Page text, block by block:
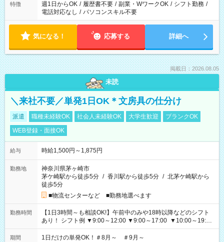
特徴 週1日からOK / 履歴書不要 / 副業・WワークOK / シフト勤務 /
電話対応なし / パソコンスキル不要
気になる！ 応募する 詳細へ
掲載日：2026.08.05
未読
＼来社不要／単発1日OK＊文房具の仕分け
派遣 職種未経験OK 社会人未経験OK 大学生歓迎
ブランクOK
WEB登録・面接OK
給与 時給1,500円～1,875円
勤務地
神奈川県茅ヶ崎市
茅ケ崎駅から徒歩5分 / 香川駅から徒歩5分 / 北茅ケ崎駅から
徒歩5分
■物流センターなど ■勤務地選べます
勤務時間
【1日3時間～も相談OK!】午前中のみや18時以降などのシフト
あり！ シフト例 ▼9:00～12:00 ▼9:00～17:00 ▼10:00～19:00
▼18:00～21:00
期間 1日だけの単発OK！＃8月～ ＃9月～